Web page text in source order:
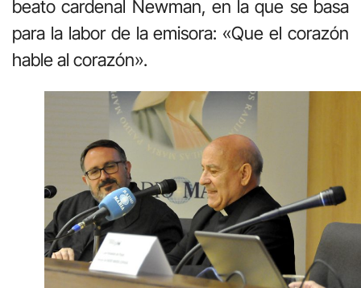
beato cardenal Newman, en la que se basa
para la labor de la emisora: «Que el corazón
hable al corazón».